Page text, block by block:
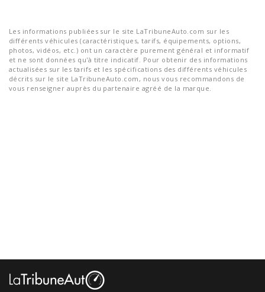
Les informations publiées sur le site LaTribuneAuto.com sur les
différents véhicules (caractéristiques, tarifs, équipements, options,
photos, vidéos, etc.) ont un caractère purement général et informatif
et ne sont données qu'à titre indicatif. Pour obtenir des informations
actualisées sur les tarifs et les spécifications des différents véhicules
décrits sur le site LaTribuneAuto.com, nous vous recommandons de
vous renseigner auprès du partenaire agréé de la marque.